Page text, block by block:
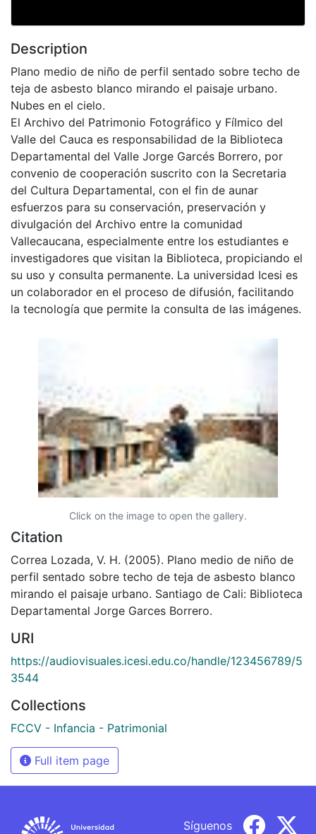
Description
Plano medio de niño de perfil sentado sobre techo de
teja de asbesto blanco mirando el paisaje urbano.
Nubes en el cielo.
El Archivo del Patrimonio Fotográfico y Fílmico del
Valle del Cauca es responsabilidad de la Biblioteca
Departamental del Valle Jorge Garcés Borrero, por
convenio de cooperación suscrito con la Secretaria
del Cultura Departamental, con el fin de aunar
esfuerzos para su conservación, preservación y
divulgación del Archivo entre la comunidad
Vallecaucana, especialmente entre los estudiantes e
investigadores que visitan la Biblioteca, propiciando el
su uso y consulta permanente. La universidad Icesi es
un colaborador en el proceso de difusión, facilitando
la tecnología que permite la consulta de las imágenes.
Click on the image to open the gallery.
Citation
Correa Lozada, V. H. (2005). Plano medio de niño de
perfil sentado sobre techo de teja de asbesto blanco
mirando el paisaje urbano. Santiago de Cali: Biblioteca
Departamental Jorge Garces Borrero.
URI
https://audiovisuales.icesi.edu.co/handle/123456789/5
3544
Collections
FCCV - Infancia - Patrimonial
Full item page
Síguenos